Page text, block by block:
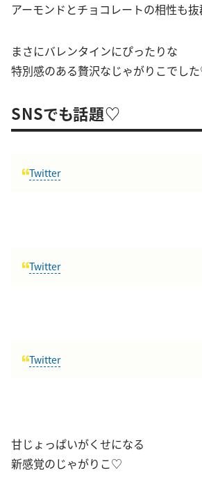
アーモンドとチョコレートの相性も抜
まさにバレンタインにぴったりな
特別感のある贅沢なじゃがりこでし
SNSでも話題♡
Twitter
Twitter
Twitter
甘じょっぱいがくせになる
新感覚のじゃがりこ♡